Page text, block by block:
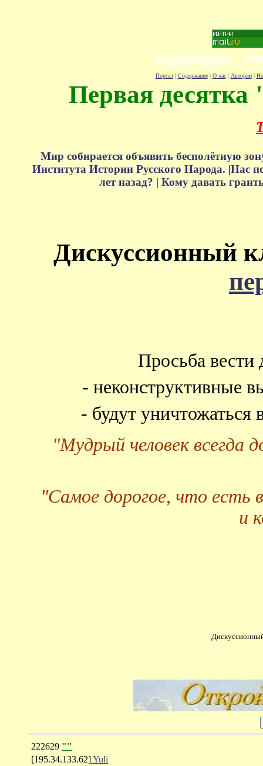
Портал| Содержание| О нас| Авторам|
Первая десятка
Мир собирается объявить бесполётную
Института Истории Русского Народа. |Нас
лет назад? | Кому давать
Дискуссионный
Просьба вести
- неконструктивные
- будут
"Мудрый человек всегда
"Самое дорогое, что есть
и
222629 ""
[195.34.133.62]Yuli